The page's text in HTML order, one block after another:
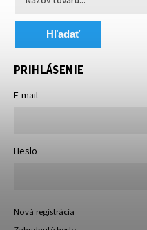
Hľadať
PRIHLÁSENIE
E-mail
Heslo
Nová registrácia